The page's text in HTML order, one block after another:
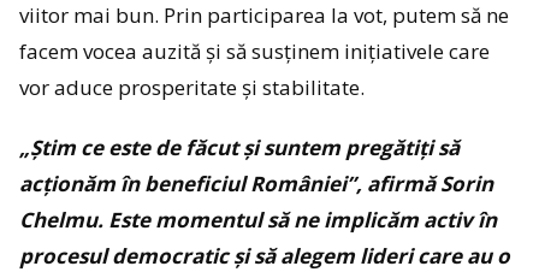
viitor mai bun. Prin participarea la vot, putem să ne
facem vocea auzită și să susținem inițiativele care
vor aduce prosperitate și stabilitate.
„Știm ce este de făcut și suntem pregătiți să
acționăm în beneficiul României”, afirmă Sorin
Chelmu. Este momentul să ne implicăm activ în
procesul democratic și să alegem lideri care au o